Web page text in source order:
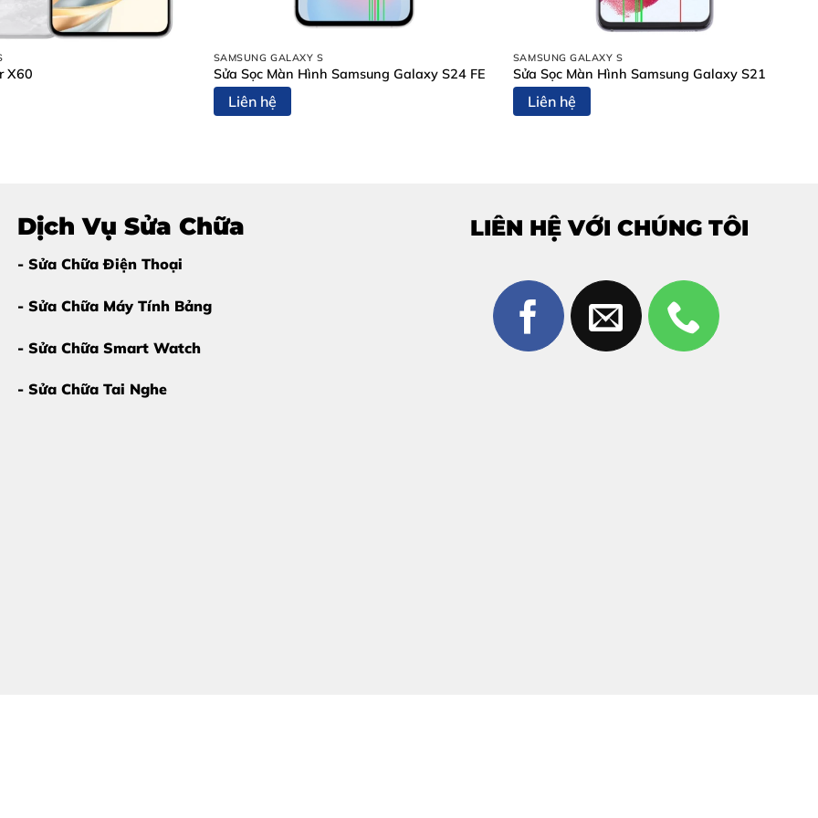
Galaxy S24 FE
có thể bạn cần thay màn hình Samsung Galaxy S24 FE sớm để tránh hư hỏng nặng hơn:
đến bo mạch và pin.
X60
SAMSUNG GALAXY S
Sửa Sọc Màn Hình Samsung Galaxy S24 FE
Liên hệ
SAMSUNG GALAXY S
Sửa Sọc Màn Hình Samsung Galaxy S21
Liên hệ
Dịch Vụ Sửa Chữa
- Sửa Chữa Điện Thoại
- Sửa Chữa Máy Tính Bảng
- Sửa Chữa Smart Watch
- Sửa Chữa Tai Nghe
LIÊN HỆ VỚI CHÚNG TÔI